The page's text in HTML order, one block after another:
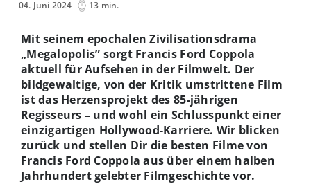
04. Juni 2024 13 min.
Mit seinem epochalen Zivilisationsdrama
„Megalopolis” sorgt Francis Ford Coppola
aktuell für Aufsehen in der Filmwelt. Der
bildgewaltige, von der Kritik umstrittene Film
ist das Herzensprojekt des 85-jährigen
Regisseurs – und wohl ein Schlusspunkt einer
einzigartigen Hollywood-Karriere. Wir blicken
zurück und stellen Dir die besten Filme von
Francis Ford Coppola aus über einem halben
Jahrhundert gelebter Filmgeschichte vor.